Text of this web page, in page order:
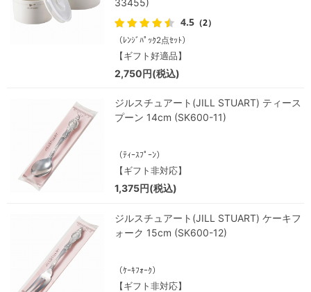
33455)
4.5 （2）
（ﾚﾝｼﾞﾊﾟｯｸ2点ｾｯﾄ）
【ギフト好適品】
2,750円(税込)
ジルスチュアート(JILL STUART) ティース
プーン 14cm (SK600-11)
（ﾃｨｰｽﾌﾟｰﾝ）
【ギフト非対応】
1,375円(税込)
ジルスチュアート(JILL STUART) ケーキフ
ォーク 15cm (SK600-12)
（ｹｰｷﾌｫｰｸ）
【ギフト非対応】